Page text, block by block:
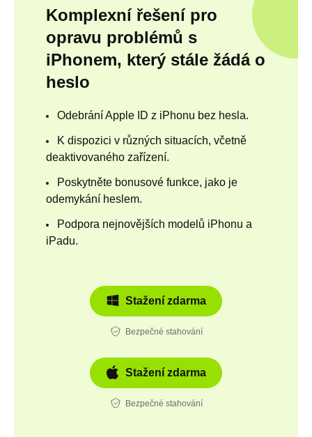
Komplexní řešení pro
opravu problémů s
iPhonem, který stále žádá o
heslo
Odebrání Apple ID z iPhonu bez hesla.
K dispozici v různých situacích, včetně
deaktivovaného zařízení.
Poskytněte bonusové funkce, jako je
odemykání heslem.
Podpora nejnovějších modelů iPhonu a
iPadu.
Stažení zdarma
Bezpečné stahování
Stažení zdarma
Bezpečné stahování